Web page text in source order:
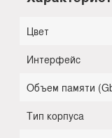
Цвет
Интерфейс
Объем памяти
Тип корпуса